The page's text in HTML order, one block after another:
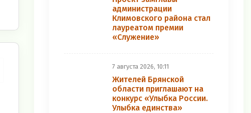
администрации
Климовского района стал
лауреатом премии
«Служение»
7 августа 2026, 10:11
Жителей Брянской
области приглашают на
конкурс «Улыбка России.
Улыбка единства»